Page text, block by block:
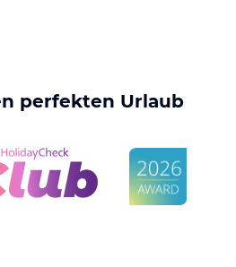
perfekten Urlaub